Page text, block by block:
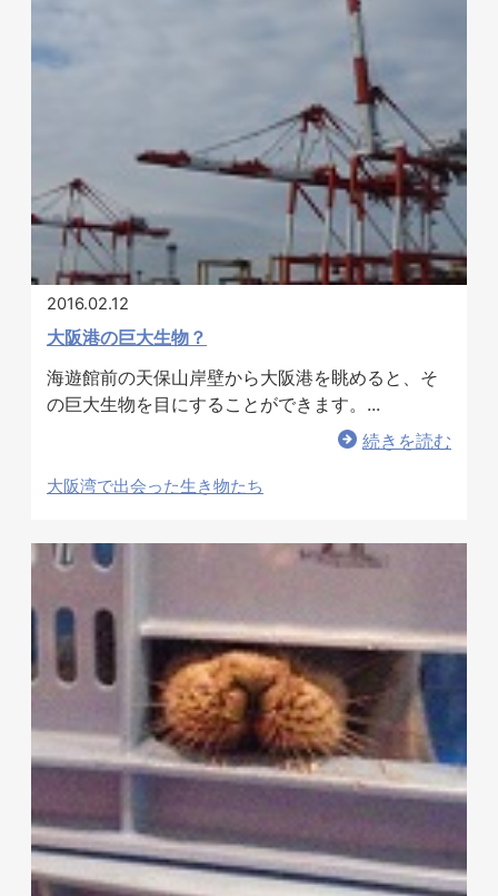
2016.02.12
大阪港の巨大生物？
海遊館前の天保山岸壁から大阪港を眺めると、そ
の巨大生物を目にすることができます。...
続きを読む
大阪湾で出会った生き物たち
お問い合わせ